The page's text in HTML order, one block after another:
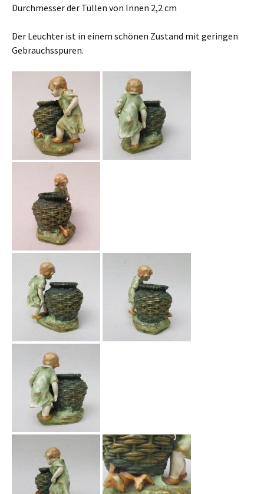
Durchmesser der Tüllen von Innen 2,2 cm
Der Leuchter ist in einem schönen Zustand mit geringen
Gebrauchsspuren.